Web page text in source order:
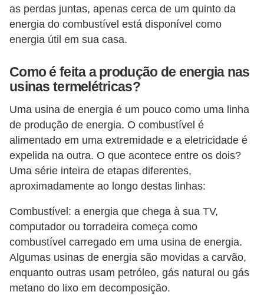
as perdas juntas, apenas cerca de um quinto da
energia do combustível está disponível como
energia útil em sua casa.
Como é feita a produção de energia nas
usinas termelétricas?
Uma usina de energia é um pouco como uma linha
de produção de energia. O combustível é
alimentado em uma extremidade e a eletricidade é
expelida na outra. O que acontece entre os dois?
Uma série inteira de etapas diferentes,
aproximadamente ao longo destas linhas:
Combustível: a energia que chega à sua TV,
computador ou torradeira começa como
combustível carregado em uma usina de energia.
Algumas usinas de energia são movidas a carvão,
enquanto outras usam petróleo, gás natural ou gás
metano do lixo em decomposição.
a
s
a
r
a
E
N
E
M
i
c
a
s
p